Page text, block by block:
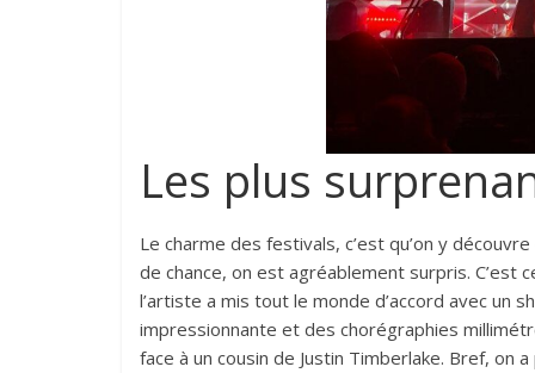
Les plus
Le charme des festivals, c’est qu’on y
de chance, on est agréablement surpris. C’est
l’artiste a mis tout le monde d’accord avec un
impressionnante et des chorégraphies
face à un cousin de Justin Timberlake. Bref, on